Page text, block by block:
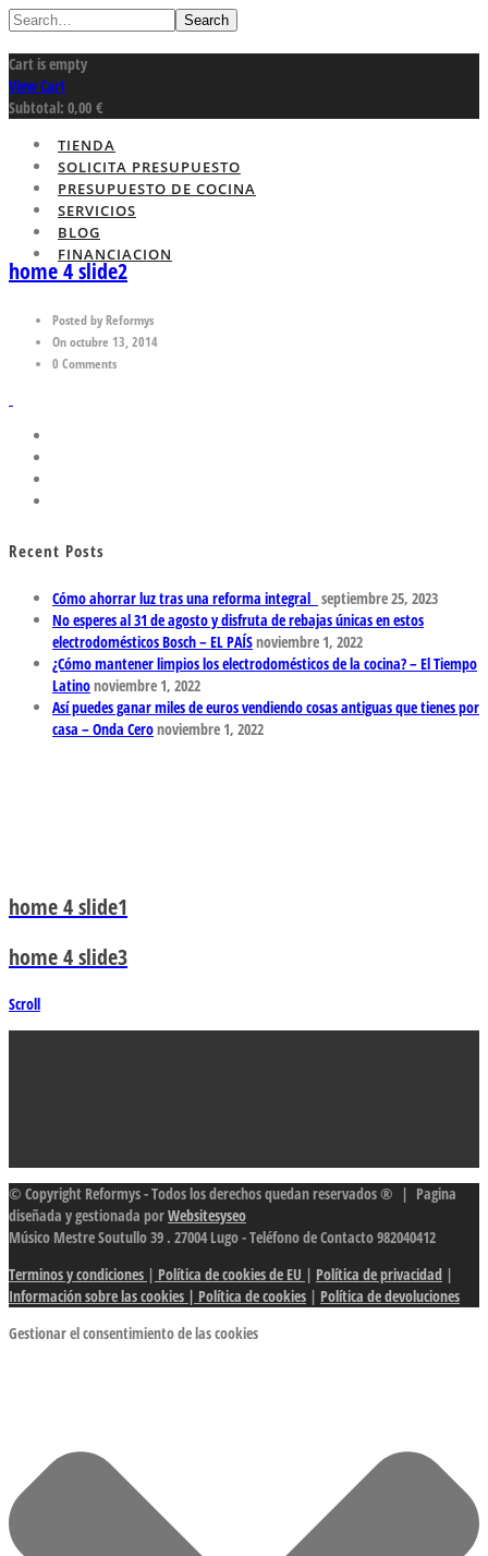
Search
Cart is empty
View Cart
Subtotal: 0,00 €
TIENDA
SOLICITA PRESUPUESTO
PRESUPUESTO DE COCINA
SERVICIOS
BLOG
FINANCIACION
home 4 slide2
Posted by Reformys
On octubre 13, 2014
0 Comments
Recent Posts
Cómo ahorrar luz tras una reforma integral septiembre 25, 2023
No esperes al 31 de agosto y disfruta de rebajas únicas en estos
electrodomésticos Bosch – EL PAÍSnoviembre 1, 2022
¿Cómo mantener limpios los electrodomésticos de la cocina? – El Tiempo
Latinonoviembre 1, 2022
Así puedes ganar miles de euros vendiendo cosas antiguas que tienes por
casa – Onda Ceronoviembre 1, 2022
home 4 slide1
home 4 slide3
Scroll
© Copyright Reformys - Todos los derechos quedan reservados ® | Pagina
diseñada y gestionada porWebsitesyseo
Músico Mestre Soutullo 39 . 27004 Lugo - Teléfono de Contacto 982040412
Terminos y condiciones | Política de cookies de EU | Política de privacidad |
Información sobre las cookies | Política de cookies | Política de devoluciones
Gestionar el consentimiento de las cookies